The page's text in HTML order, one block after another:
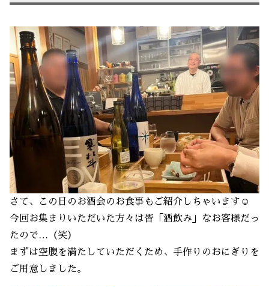
さて、この日のお酒会のお食事もご紹介しちゃいます☺️
今回お集まりいただいた方々は皆「酒飲み」なお客様だっ
たので…（笑）
まずは空腹を満たしていただくため、手作りのおにぎりを
ご用意しました。